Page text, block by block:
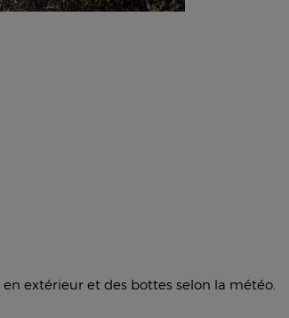
extérieur et des bottes selon la météo.